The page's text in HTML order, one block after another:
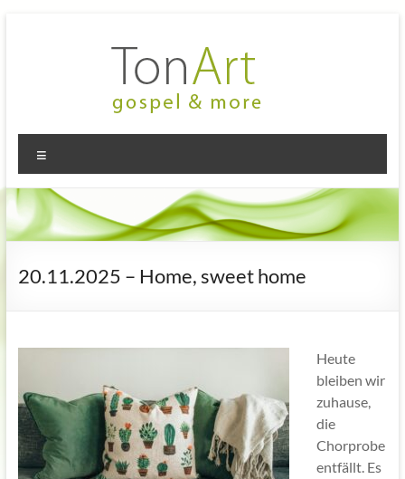
TonArt
–
gospel
&
more
Mein Chor
in
Hannover-
Linden
20.11.2025 – Home, sweet home
Heute
bleiben wir
zuhause,
die
Chorprobe
entfällt. Es